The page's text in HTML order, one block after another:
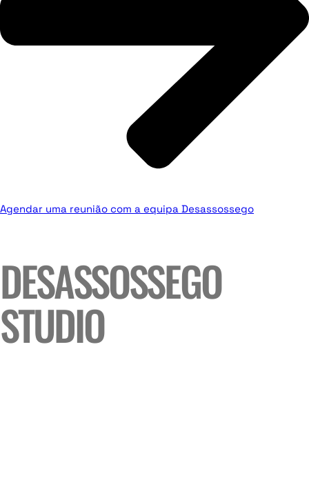
Agendar uma reunião com a equipa Desassossego
DESASSOSSEGO
STUDIO